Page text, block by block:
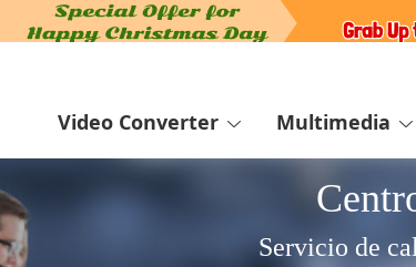
Video Converter Multimedia
Servicio de